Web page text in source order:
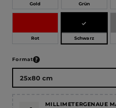
Gold Grün
Rot Schwarz
Formatauswählen
MILLIMETERGENAUE